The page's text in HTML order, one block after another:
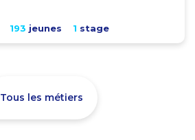
193 jeunes 1 stage
Tous les métiers